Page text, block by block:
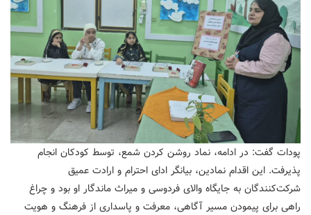
پودات گفت: در ادامه، نماد روشن کردن شمع، توسط کودکان انجام
پذیرفت. این اقدام نمادین، بیانگر ادای احترام و ارادت عمیق
شرکت‌کنندگان به جایگاه والای فردوسی و میراث ماندگار او بود و چراغ
راهی برای پیمودن مسیر آگاهی، معرفت و پاسداری از فرهنگ و هویت